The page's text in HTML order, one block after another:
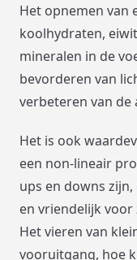
Het opnemen van
koolhydraten,
mineralen in de
bevorderen van
verbeteren van de
Het is ook
een non-lineair
ups en downs
en vriendelijk voor
Het vieren van
vooruitgang, hoe